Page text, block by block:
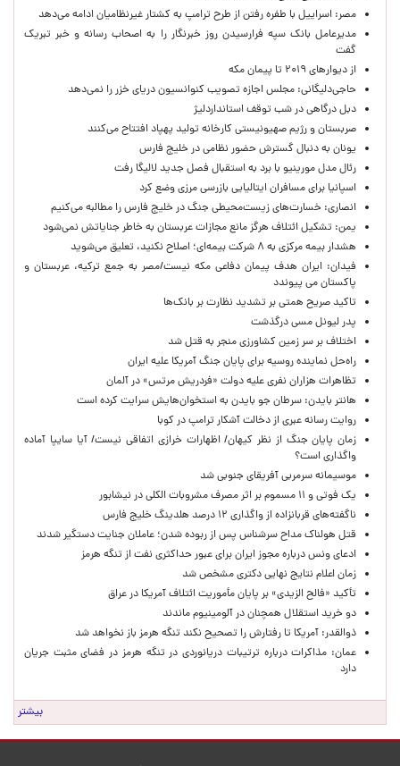
مصر: اسراییل با طفره رفتن از طرح ترامپ به کشتار غیرنظامیان ادامه می‌دهد
مدیرعامل بانک سپه فرارسیدن روز خبرنگار را به اصحاب رسانه و خبر تبریک
گفت
از دیوارهای ۲۰۱۹ تا پیمان مکه
حاجی‌دلیگانی: مجلس اجازه تصویب کنوانسیون دریای خزر را نمی‌دهد
دبل درگاهی در شب توقف استانداردلیژ
صربستان و رژیم صهیونیستی کارخانه تولید پهپاد افتتاح می‌کنند
یونان به دنبال گسترش حضور نظامی در خلیج فارس
رئال مدل مورینیو با برد به استقبال فصل جدید لالیگا رفت
اسپانیا برای مسافران ایتالیایی بازرسی مرزی وضع کرد
انصاری: خسارت‌های زیست‌محیطی جنگ در خلیج فارس را مطالبه‌ می‌کنیم
یمن: تشکیل ائتلاف هرگز مانع مجازات عربستان به خاطر جنایاتش نمی‌شود
هشدار بیمه مرکزی به ۸ شرکت بیمه‌ای؛ اصلاح نکنید، تعلیق می‌شوید
فیدان: ایران هدف پیمان دفاعی مکه نیست/مصر به جمع ترکیه، عربستان و
پاکستان می پیوندد
تاکید صریح همتی بر تشدید نظارت بر بانک‌ها
پدر لیونل مسی درگذشت
اختلاف بر سر زمین کشاورزی منجر به قتل شد
راه‌حل نماینده روسیه برای پایان جنگ آمریکا علیه ایران
تظاهرات هزاران نفری علیه دولت «فردریش مرتس» در آلمان
هانتر بایدن: سرطان جو بایدن به استخوان‌هایش سرایت کرده است
روایت رسانه عبری از دخالت آشکار ترامپ در کوبا
زمان پایان جنگ از نظر کیهان/ اظهارات خرازی اتفاقی نیست/ آیا سایپا آماده
واگذاری است؟
موسیمانه سرمربی آفریقای جنوبی شد
یک فوتی و ۱۱ مسموم بر اثر مصرف مشروبات الکلی در نیشابور
ناگفته‌های قربانزاده از واگذاری ۱۲ درصد هلدینگ خلیج فارس
قتل هولناک مداح سرشناس پس از ربوده شدن؛ عاملان جنایت دستگیر شدند
ادعای ونس درباره مجوز ایران برای عبور حداکثری نفت از تنگه هرمز
زمان اعلام نتایج نهایی دکتری مشخص شد
تأکید «فالح الزیدی» بر پایان مأموریت ائتلاف آمریکا در عراق
دو خرید استقلال همچنان در آلومینیوم ماندند
ذوالقدر: آمریکا تا رفتارش را تصحیح نکند تنگه هرمز باز نخواهد شد
عمان: مذاکرات درباره ترتیبات دریانوردی در تنگه هرمز در فضای مثبت جریان
دارد
بیشتر